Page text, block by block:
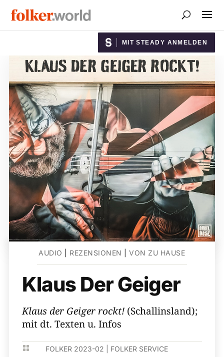
MIT STEADY ANMELDEN
AUDIO REZENSIONEN |VON ZU HAUSE
Klaus Der Geiger
Klaus der Geiger rockt! (Schallinsland);
mit dt. Texten u. Infos
 FOLKER 2023-02 FOLKER SERVICE